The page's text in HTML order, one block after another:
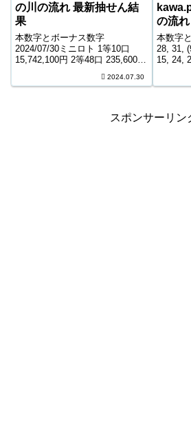
の川の流れ 最新抽せん結
果
本数字とボーナス数字
2024/07/30ミニロト 1等10口
15,742,100円 2等48口 235,600円
口 1,000円 ＊抽せんの結果は最
2024.07.30
の流
中!
本数字
28, 31,
15, 24,
スポンサーリン